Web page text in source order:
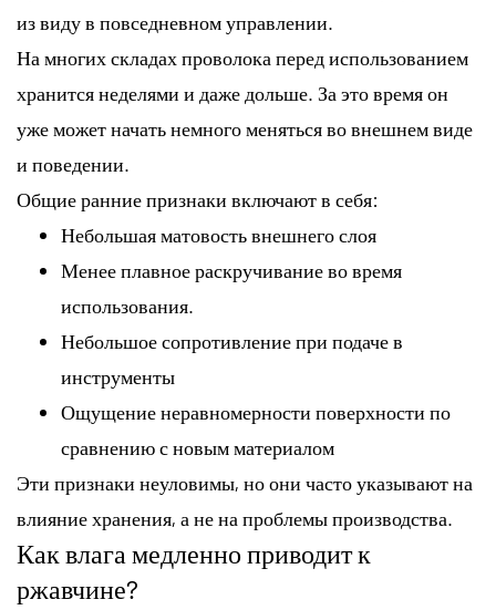
из виду в повседневном управлении.
На многих складах проволока перед использованием
хранится неделями и даже дольше. За это время он
уже может начать немного меняться во внешнем виде
и поведении.
Общие ранние признаки включают в себя:
Небольшая матовость внешнего слоя
Менее плавное раскручивание во время
использования.
Небольшое сопротивление при подаче в
инструменты
Ощущение неравномерности поверхности по
сравнению с новым материалом
Эти признаки неуловимы, но они часто указывают на
влияние хранения, а не на проблемы производства.
Как влага медленно приводит к
ржавчине?